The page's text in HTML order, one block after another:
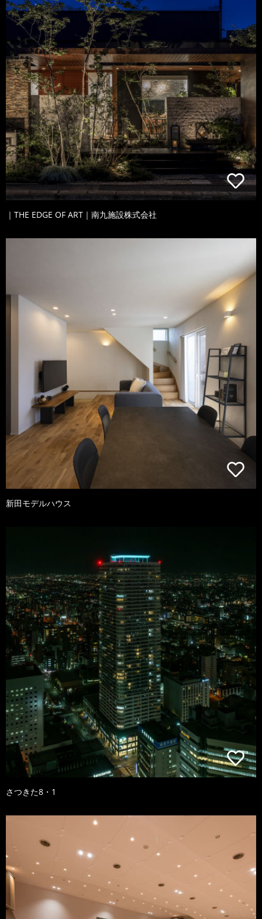
｜THE EDGE OF ART｜南九施設株式会社
新田モデルハウス
さつきた8・1